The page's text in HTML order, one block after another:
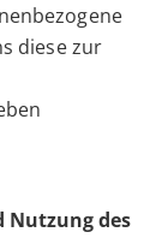
diese zur
Nutzung des